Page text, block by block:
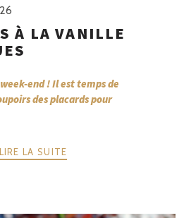
À LA VANILLE
end ! Il est temps de
des placards pour
LIRE LA SUITE